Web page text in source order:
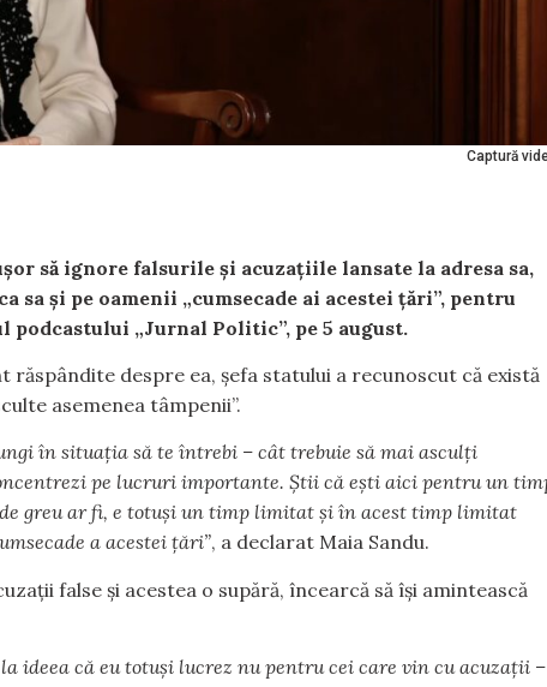
Captură
să ignore falsurile și acuzațiile lansate la adresa sa,
sa și pe oamenii „cumsecade ai acestei țări”, pentru
„Jurnal Politic”, pe 5 august.
despre ea, șefa statului a recunoscut că există
asemenea tâmpenii”.
în situația să te întrebi – cât trebuie să mai asculți
pe lucruri importante. Știi că ești aici pentru un
greu ar fi, e totuși un timp limitat și în acest timp limitat
a acestei țări”, a declarat Maia Sandu.
false și acestea o supără, încearcă să își amintească
ideea că eu totuși lucrez nu pentru cei care vin cu acuzații –